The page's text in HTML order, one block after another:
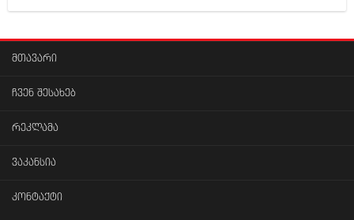
მთავარი
ჩვენ შესახებ
რეკლამა
ვაკანსია
კონტაქტი